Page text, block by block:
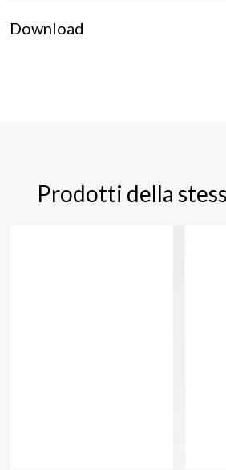
Download
Prodotti della